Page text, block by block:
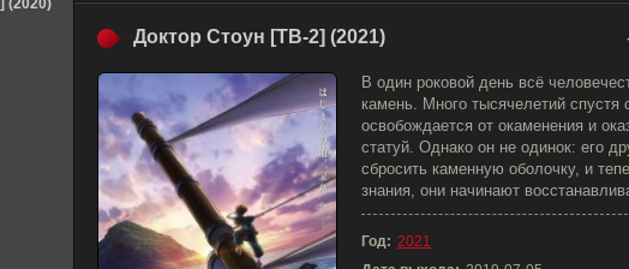
Доктор Стоун [ТВ-2] (2021)
В один роковой день всё
камень. Много тысячелетий спустя
освобождается от окаменения и
статуй. Однако он не одинок: его
сбросить каменную оболочку, и
знания, они начинают
Год: 2021